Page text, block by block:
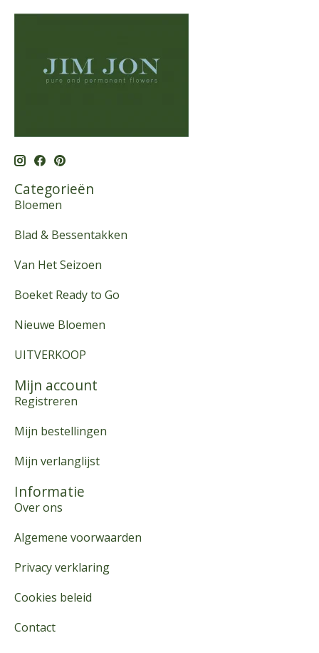
Categorieën
Bloemen
Blad & Bessentakken
Van Het Seizoen
Boeket Ready to Go
Nieuwe Bloemen
UITVERKOOP
Mijn account
Registreren
Mijn bestellingen
Mijn verlanglijst
Informatie
Over ons
Algemene voorwaarden
Privacy verklaring
Cookies beleid
Contact